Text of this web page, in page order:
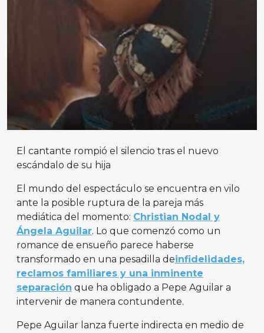
El cantante rompió el silencio tras el nuevo
escándalo de su hija
El mundo del espectáculo se encuentra en vilo
ante la posible ruptura de la pareja más
mediática del momento: Christian Nodal y
Ángela Aguilar. Lo que comenzó como un
romance de ensueño parece haberse
transformado en una pesadilla deinfidelidades,
reclamos familiares y una inminente
separación que ha obligado a Pepe Aguilar a
intervenir de manera contundente.
Pepe Aguilar lanza fuerte indirecta en medio de